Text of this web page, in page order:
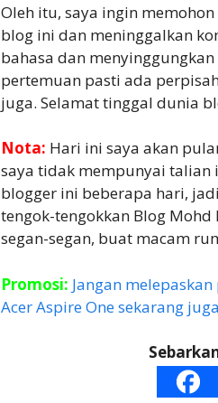
Oleh itu, saya ingin
blog ini dan meninggalkan
bahasa dan
pertemuan pasti ada
juga. Selamat tinggal dunia
Nota: Hari ini saya akan
saya tidak mempunyai talian
blogger ini beberapa hari,
tengok-tengokkan Blog Mohd
segan-segan, buat macam
Promosi: Jangan
Acer Aspire One sekarang